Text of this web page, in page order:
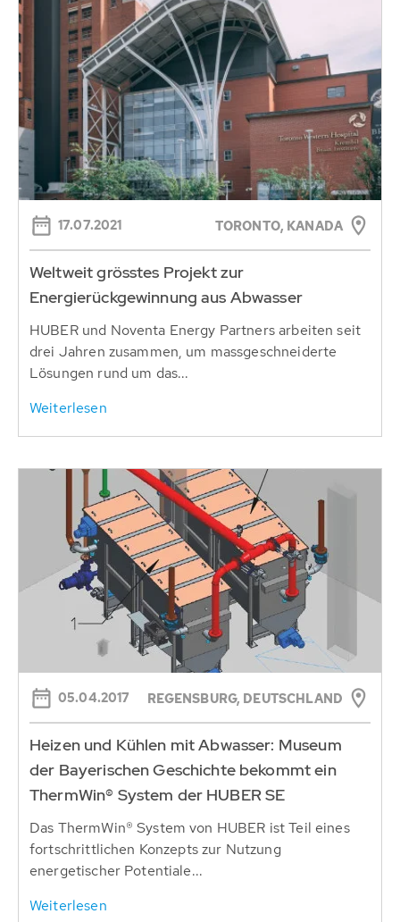
17.07.2021 TORONTO, KANADA
Weltweit grösstes Projekt zur
Energierückgewinnung aus Abwasser
HUBER und Noventa Energy Partners arbeiten seit
drei Jahren zusammen, um massgeschneiderte
Lösungen rund um das...
Weiterlesen
05.04.2017 REGENSBURG, DEUTSCHLAND
Heizen und Kühlen mit Abwasser: Museum
der Bayerischen Geschichte bekommt ein
ThermWin® System der HUBER SE
Das ThermWin® System von HUBER ist Teil eines
fortschrittlichen Konzepts zur Nutzung
energetischer Potentiale...
Weiterlesen